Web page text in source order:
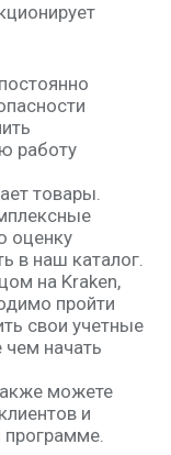
работу
товары.
оценку
в наш каталог.
на Kraken,
пройти
свои учетные
начать
можете
и
программе.